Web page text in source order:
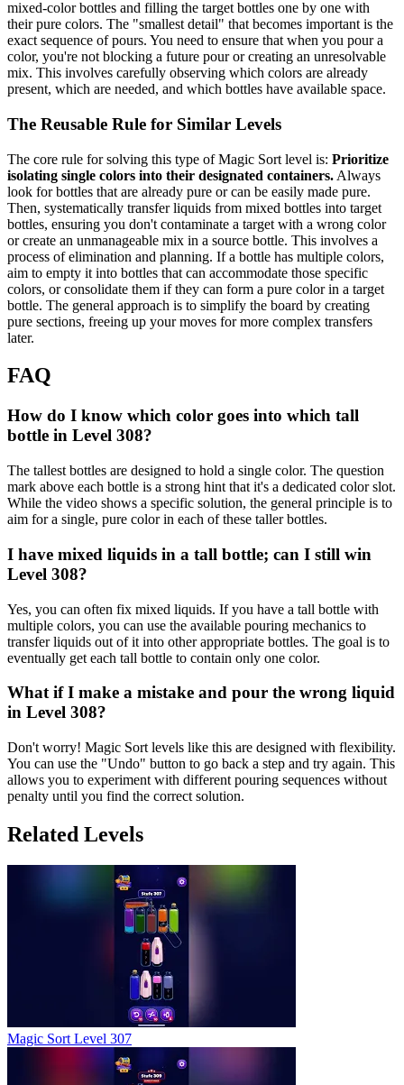
mixed-color bottles and filling the target bottles one by one with
their pure colors. The "smallest detail" that becomes important is the
exact sequence of pours. You need to ensure that when you pour a
color, you're not blocking a future pour or creating an unresolvable
mix. This involves carefully observing which colors are already
present, which are needed, and which bottles have available space.
The Reusable Rule for Similar Levels
The core rule for solving this type of Magic Sort level is: Prioritize
isolating single colors into their designated containers. Always
look for bottles that are already pure or can be easily made pure.
Then, systematically transfer liquids from mixed bottles into target
bottles, ensuring you don't contaminate a target with a wrong color
or create an unmanageable mix in a source bottle. This involves a
process of elimination and planning. If a bottle has multiple colors,
aim to empty it into bottles that can accommodate those specific
colors, or consolidate them if they can form a pure color in a target
bottle. The general approach is to simplify the board by creating
pure sections, freeing up your moves for more complex transfers
later.
FAQ
How do I know which color goes into which tall
bottle in Level 308?
The tallest bottles are designed to hold a single color. The question
mark above each bottle is a strong hint that it's a dedicated color slot.
While the video shows a specific solution, the general principle is to
aim for a single, pure color in each of these taller bottles.
I have mixed liquids in a tall bottle; can I still win
Level 308?
Yes, you can often fix mixed liquids. If you have a tall bottle with
multiple colors, you can use the available pouring mechanics to
transfer liquids out of it into other appropriate bottles. The goal is to
eventually get each tall bottle to contain only one color.
What if I make a mistake and pour the wrong liquid
in Level 308?
Don't worry! Magic Sort levels like this are designed with flexibility.
You can use the "Undo" button to go back a step and try again. This
allows you to experiment with different pouring sequences without
penalty until you find the correct solution.
Related Levels
Magic Sort Level 307